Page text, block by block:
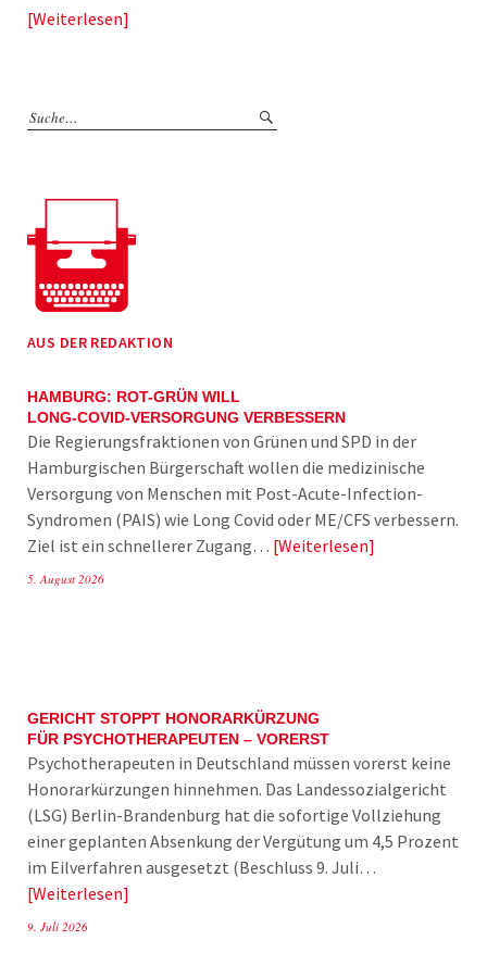
Weiterlesen
AUS DER REDAKTION
HAMBURG: ROT-GRÜN WILL
LONG-COVID-VERSORGUNG VERBESSERN
Die Regierungsfraktionen von Grünen und SPD in der
Hamburgischen Bürgerschaft wollen die medizinische
Versorgung von Menschen mit Post-Acute-Infection-
Syndromen (PAIS) wie Long Covid oder ME/CFS verbessern.
Ziel ist ein schnellerer Zugang… Weiterlesen
5. August 2026
GERICHT STOPPT HONORARKÜRZUNG
FÜR PSYCHOTHERAPEUTEN – VORERST
Psychotherapeuten in Deutschland müssen vorerst keine
Honorarkürzungen hinnehmen. Das Landessozialgericht
(LSG) Berlin-Brandenburg hat die sofortige Vollziehung
einer geplanten Absenkung der Vergütung um 4,5 Prozent
im Eilverfahren ausgesetzt (Beschluss 9. Juli…
Weiterlesen
9. Juli 2026